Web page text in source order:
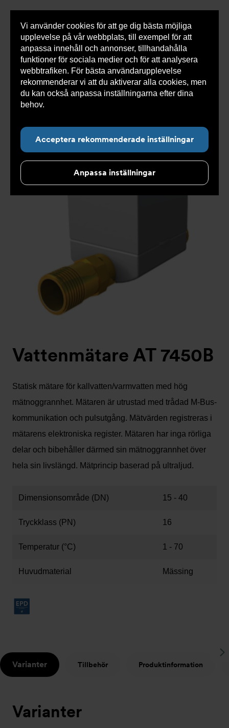
Vi använder cookies för att ge dig bästa möjliga
upplevelse på vår webbplats, till exempel för att
anpassa innehåll och annonser, tillhandahålla
funktioner för sociala medier och för att analysera
webbtrafiken. För bästa användarupplevelse
rekommenderar vi att du aktiverar alla cookies, men
du kan också anpassa inställningarna efter dina
behov.
Acceptera rekommenderade inställningar
Anpassa inställningar
0 varorSnabborder
Du
här:
Armatec > Produkter > Mätare
>
Flödes-/Vattenmätare
> Kallvattenmätare
>
Vattenmätare AT 7450B
Vattenmätare AT 7450B
Statisk mätare för kallvatten/varmvatten med hög
mätnoggrannhet. Mätaren är utrustad med trådad M-Bus-
kommunikation och pulsutgång. Mätvärden registreras i
mätarens elektroniska register. Mätaren har inga rörliga
delar och bibehåller därmed sin mätnoggrannhet över
hela sin livslängd. Mätprincip baserad på ultraljud.
Dimensionsområde (DN) 15 - 40
Tryckklass (PN) 16
Temperatur (°C) 1 - 70
Huvudmaterial Mässing
Varianter Tillbehör Produktinformation
Varianter